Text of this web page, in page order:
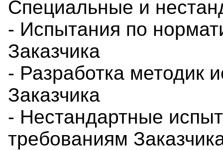
Специальные и
- Испытания по
Заказчика
- Разработка методик
Заказчика
- Нестандартные
требованиям